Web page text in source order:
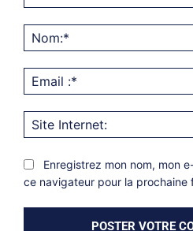
Enregistrez mon nom, mon
ce navigateur pour la prochaine